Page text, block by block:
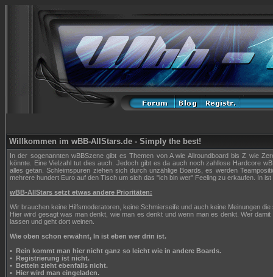
Willkommen im wBB-AllStars.de - Simply the best!
In der sogenannten wBBSzene gibt es Themen von A wie Allroundboard bis Z wie
könnte. Eine Vielzahl tut dies auch. Jedoch gibt es da auch noch zahllose Hardcore
alles getan. Schleimspuren ziehen sich durch unzählige Boards, es werden
mehrere hundert Euro auf den Tisch um sich das "ich bin wer" Feeling zu erkaufen. In
wBB-AllStars setzt etwas andere Prioritäten:
Wir brauchen keine Hilfsmoderatoren, keine Schmierseife und auch keine Meinungen
Hier wird gesagt was man denkt, wie man es denkt und wenn man es denkt. Wer
lassen und geht dort weinen.
Wie oben schon erwähnt, In ist eben wer drin ist.
• Rein kommt man hier nicht ganz so leicht wie in andere Boards.
• Registrierung ist nicht.
• Betteln zieht ebenfalls nicht.
• Hier wird man eingeladen.